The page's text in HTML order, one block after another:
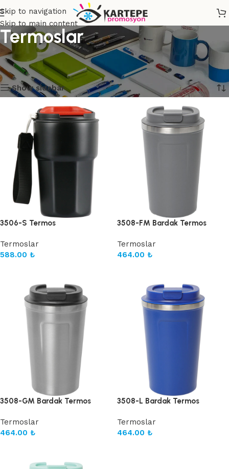
Skip to navigation
Skip to main content
Termoslar
Ana Sayfa Termoslar ve Bardaklar
102 sonuçtan 1-12 arası gösteriliyor
Show sidebar
3506-S Termos
Termoslar
588.00 ₺
3508-FM Bardak Termos
Termoslar
464.00 ₺
3508-GM Bardak Termos
Termoslar
464.00 ₺
3508-L Bardak Termos
Termoslar
464.00 ₺